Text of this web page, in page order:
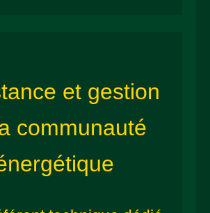
et gestion
communauté